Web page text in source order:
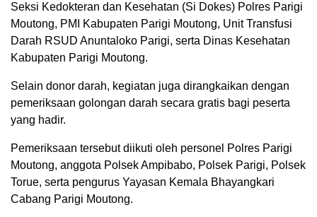
Seksi Kedokteran dan Kesehatan (Si Dokes) Polres Parigi
Moutong, PMI Kabupaten Parigi Moutong, Unit Transfusi
Darah RSUD Anuntaloko Parigi, serta Dinas Kesehatan
Kabupaten Parigi Moutong.
Selain donor darah, kegiatan juga dirangkaikan dengan
pemeriksaan golongan darah secara gratis bagi peserta
yang hadir.
Pemeriksaan tersebut diikuti oleh personel Polres Parigi
Moutong, anggota Polsek Ampibabo, Polsek Parigi, Polsek
Torue, serta pengurus Yayasan Kemala Bhayangkari
Cabang Parigi Moutong.